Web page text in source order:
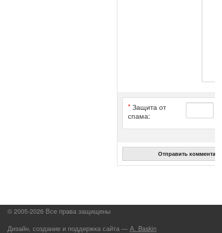
*Защита от
спама:
Отправить
© 2005-2026 Все права защищены
Дизайн, создание и поддержка сайта — А. Baskin